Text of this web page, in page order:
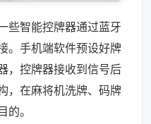
些智能控牌器通过蓝牙
。手机端软件预设好牌
，控牌器接收到信号后
，在麻将机洗牌、码牌
。